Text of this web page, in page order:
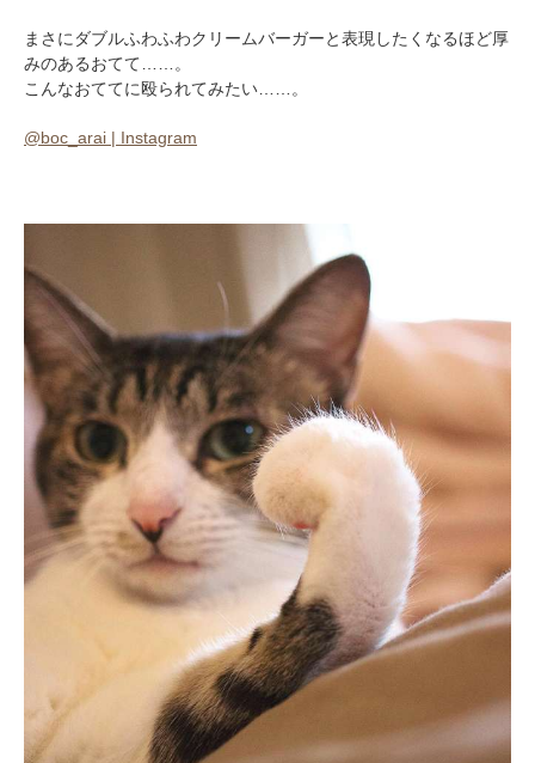
まさにダブルふわふわクリームバーガーと表現したくなるほど厚
みのあるおてて……。
こんなおててに殴られてみたい……。
@boc_arai | Instagram